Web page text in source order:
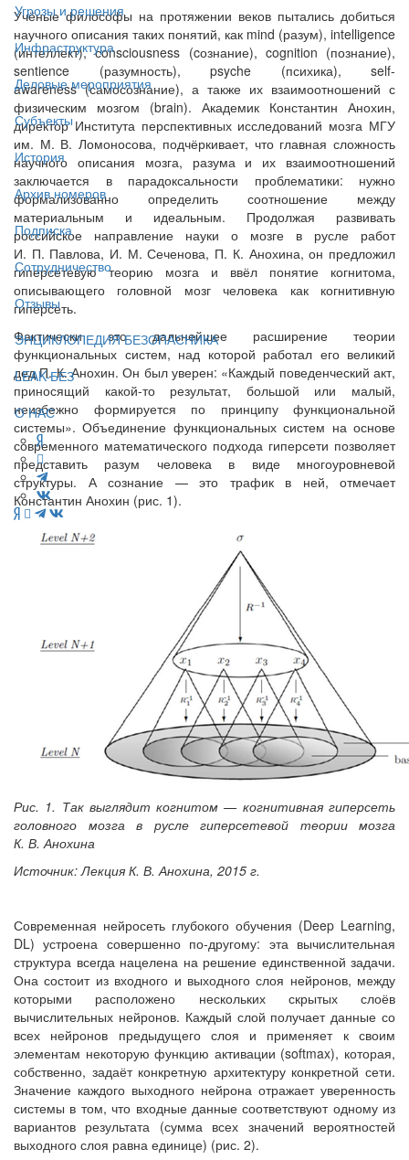
Угрозы и решения
Инфраструктура
Деловые мероприятия
Субъекты
История
Архив номеров
Подписка
Сотрудничество
Отзывы
ЭНЦИКЛОПЕДИЯ БЕЗОПАСНИКА
LEAK-БЕЗ
О НАС
Учёные философы на протяжении веков пытались добиться
научного описания таких понятий, как mind (разум), intelligence
(интеллект), сonsciousness (cознание), cognition (познание),
sentience (разумность), psyche (психика), self-
awareness (самосознание), а также их взаимоотношений с
физическим мозгом (brain). Академик Константин Анохин,
директор Института перспективных исследований мозга МГУ
им. М. В. Ломоносова, подчёркивает, что главная сложность
научного описания мозга, разума и их взаимоотношений
заключается в парадоксальности проблематики: нужно
формализованно определить соотношение между
материальным и идеальным. Продолжая развивать
российское направление науки о мозге в русле работ
И. П. Павлова, И. М. Сеченова, П. К. Анохина, он предложил
гиперсетевую теорию мозга и ввёл понятие когнитома,
описывающего головной мозг человека как когнитивную
гиперсеть.
Фактически это дальнейшее расширение теории
функциональных систем, над которой работал его великий
дед П. К. Анохин. Он был уверен: «Каждый поведенческий акт,
приносящий какой-то результат, большой или малый,
неизбежно формируется по принципу функциональной
системы». Объединение функциональных систем на основе
современного математического подхода гиперсети позволяет
представить разум человека в виде многоуровневой
структуры. А сознание — это трафик в ней, отмечает
Константин Анохин (рис. 1).
Рис. 1. Так выглядит когнитом — когнитивная гиперсеть
головного мозга в русле гиперсетевой теории мозга
К. В. Анохина
Источник: Лекция К. В. Анохина, 2015 г.
Современная нейросеть глубокого обучения (Deep Learning,
DL) устроена совершенно по-другому: эта вычислительная
структура всегда нацелена на решение единственной задачи.
Она состоит из входного и выходного слоя нейронов, между
которыми расположено нескольких скрытых слоёв
вычислительных нейронов. Каждый слой получает данные со
всех нейронов предыдущего слоя и применяет к своим
элементам некоторую функцию активации (softmax), которая,
собственно, задаёт конкретную архитектуру конкретной сети.
Значение каждого выходного нейрона отражает уверенность
системы в том, что входные данные соответствуют одному из
вариантов результата (сумма всех значений вероятностей
выходного слоя равна единице) (рис. 2).